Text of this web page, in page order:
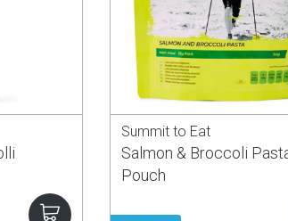
Summit to Eat
Salmon & Broccoli
Pouch